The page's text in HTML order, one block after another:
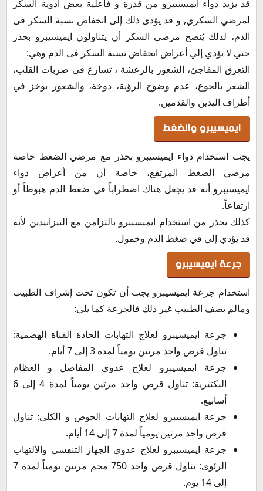
قد يزيد دواء ايميسيبرو من قدرة و فاعلية بعض أدوية السكر
لمرضي السكري, و قد يؤدى ذلك إلى انخفاض نسبة السكر فى
الدم، لذلك يُنصح مرضى السكر أن يتناولون ايميسيبرو بحذر
حتي لا يؤدي إلي أعراض انخفاض نسبة السكر فى الدم وهي:
التعرق المفاجئ، الشعور بالرعشة ، تسارع في ضربات القلب،
الشعر بالجوع، عدم وضوح الرؤية، دوخة، والشعور بوخز في
أطراف اليدين والقدمين.
ايميسيبرو والضغط
يجب استخدام دواء ايميسيبرو بحذر مع مرضي الضغط خاصة
مرضي الضغط المرتفع، خاصة أن من أعراض دواء
ايميسيبرو أنه قد يجعل هناك اضطراباً في ضغط الدم هبوطاً أو
ارتفاعاً.
كذلك يحذر من استخدام ايميسيبرو بالتزامن مع التيزانيدين لأنه
قد يؤدي إلي في ضغط الدم وخمول.
جرعة ايميسيبرو
استخدام جرعة ايميسيبرو يجب أن تكون تحت إشراف الطبيب
ومالم يصف الطبيب غير ذلك فالجرعة كما يلي:
جرعة ايميسيبرو لعلاج التهابات الحادة القناة الهضمية:
تناول قرص واحد مرتين يومياً لمدة 3 إلى 7 أيام.
جرعة ايميسيبرو لعلاج عدوى المفاصل و العظام
البكتيرية: تناول قرص واحد مرتين يومياً لمدة 4 إلى 6
أسابيع.
جرعة ايميسيبرو لعلاج التهابات الحوض و الكلى: تناول
قرص واحد مرتين يومياً لمدة 7 إلى 14 أيام.
جرعة ايميسيبرو لعلاج عدوى الجهاز التنفسى والالتهاب
الرئوى: تناول قرص واحد 750 مجم مرتين يومياً لمدة 7
إلى 14 يوم.